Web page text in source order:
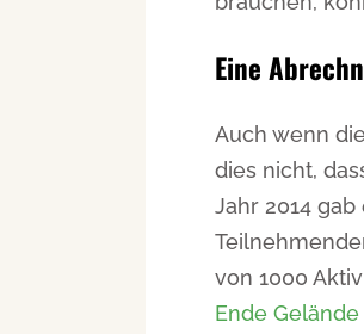
Eine
Auch wenn
dies nicht,
Jahr 2014
von 1000
Ende Gelände